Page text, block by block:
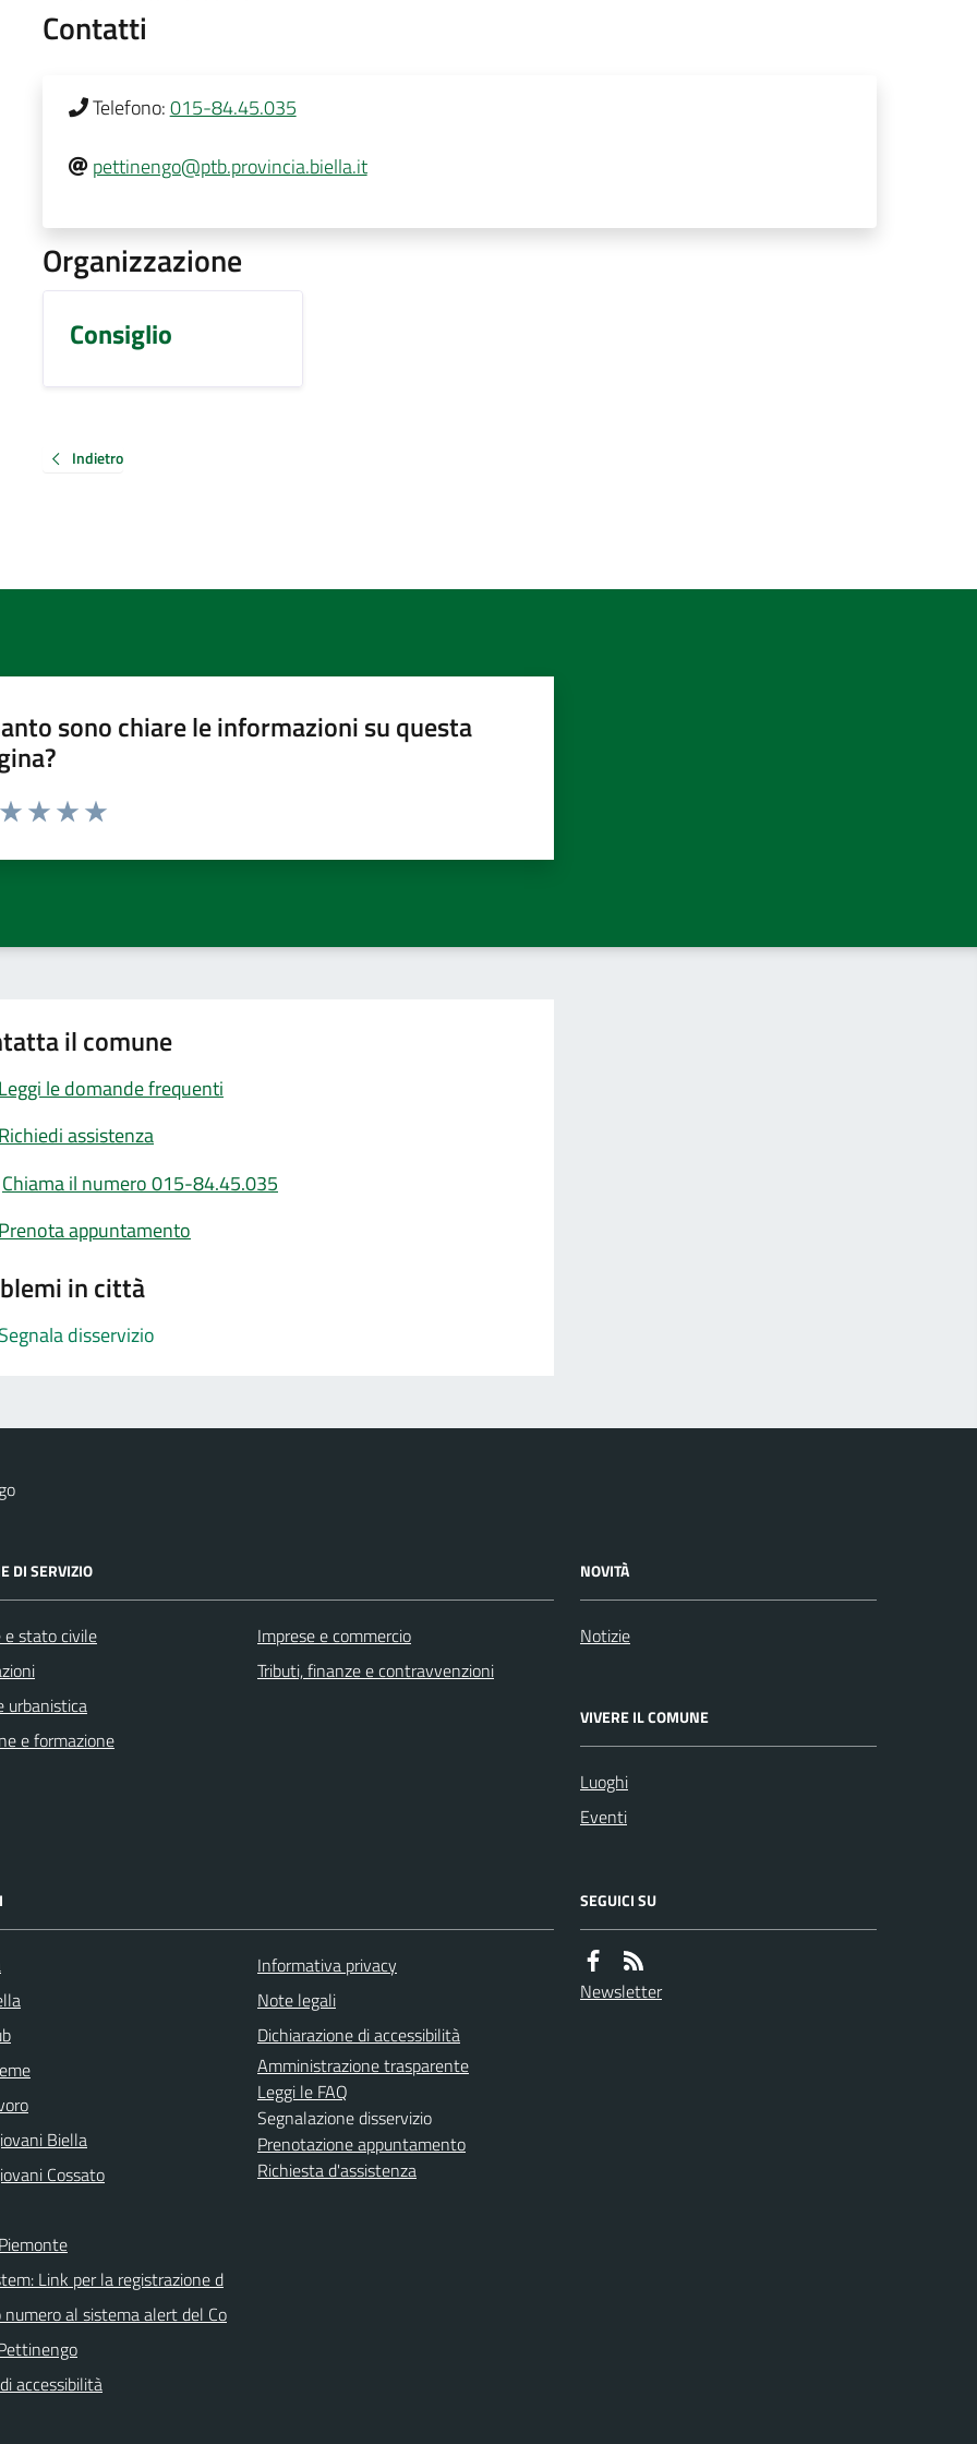
Contatti
Telefono:015-84.45.035
pettinengo@ptb.provincia.biella.it
Organizzazione
Consiglio
Indietro
sono chiare le informazioni su questa
da 1 a 5 stelle la pagina
il comune
Leggi le domande frequenti
Richiedi assistenza
Chiama il numero 015-84.45.035
Prenota appuntamento
in città
Segnala disservizio
DI SERVIZIO
e stato civile
urbanistica
e formazione
Imprese e commercio
Tributi, finanze e contravvenzioni
NOVITÀ
Notizie
VIVERE IL COMUNE
Luoghi
Eventi
Biella
Cossato
Link per la registrazione d
numero al sistema alert del Co
accessibilità
Informativa privacy
Note legali
Dichiarazione di accessibilità
Amministrazione trasparente
Leggi le FAQ
Segnalazione disservizio
Prenotazione appuntamento
Richiesta d'assistenza
SEGUICI SU
Newsletter